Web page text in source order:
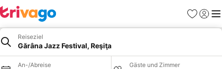
Favoriten
Reiseziel
Gărâna Jazz Festival, Reşiţa
An-/Abreise Gäste und Zimmer